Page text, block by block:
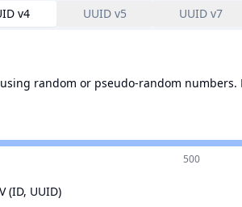
v4 UUID v5 UUID v7
random or pseudo-random
500
(ID, UUID)